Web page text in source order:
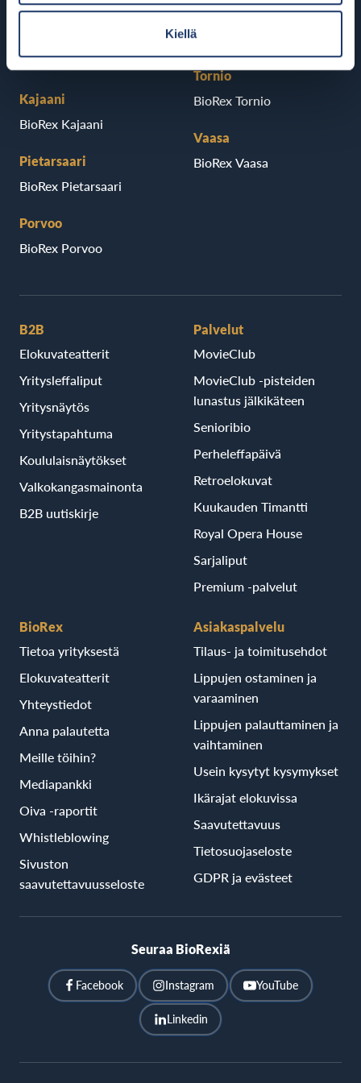
Kiellä
BioRex Verkatehdas
Kajaani
BioRex Kajaani
Pietarsaari
BioRex Pietarsaari
Porvoo
BioRex Porvoo
Seinäjoki
BioRex Seinäjoki
Tornio
BioRex Tornio
Vaasa
BioRex Vaasa
B2B
Elokuvateatterit
Yritysleffaliput
Yritysnäytös
Yritystapahtuma
Koululaisnäytökset
Valkokangasmainonta
B2B uutiskirje
Palvelut
MovieClub
MovieClub -pisteiden
lunastus jälkikäteen
Senioribio
Perheleffapäivä
Retroelokuvat
Kuukauden Timantti
Royal Opera House
Sarjaliput
Premium -palvelut
BioRex
Tietoa yrityksestä
Elokuvateatterit
Yhteystiedot
Anna palautetta
Meille töihin?
Mediapankki
Oiva -raportit
Whistleblowing
Sivuston
saavutettavuusseloste
Asiakaspalvelu
Tilaus- ja toimitusehdot
Lippujen ostaminen ja
varaaminen
Lippujen palauttaminen ja
vaihtaminen
Usein kysytyt kysymykset
Ikärajat elokuvissa
Saavutettavuus
Tietosuojaseloste
GDPR ja evästeet
Seuraa BioRexiä
Facebook Instagram YouTube
Linkedin